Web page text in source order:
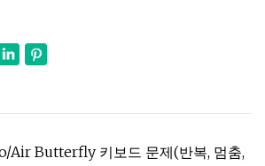
Air Butterfly 키보드 문제(반복, 멈춤,